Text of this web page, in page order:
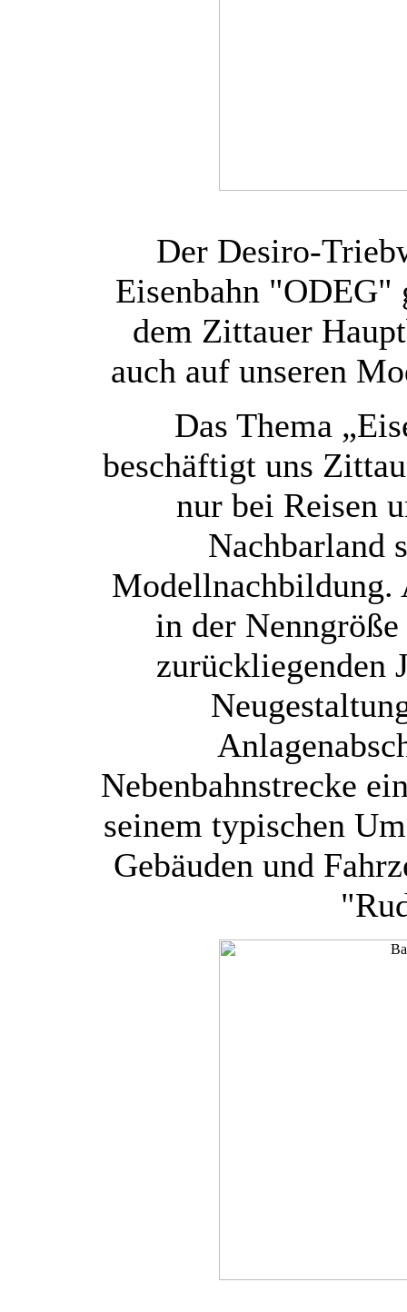
Der Desiro-
Eisenbahn
dem Zittauer
auch auf unseren
Das Thema
beschäftigt uns
nur bei Reisen
Nachbarland
Modellnachbildung.
in der
zurückliegenden
Nebenbahnstrecke
seinem typischen
Gebäuden und